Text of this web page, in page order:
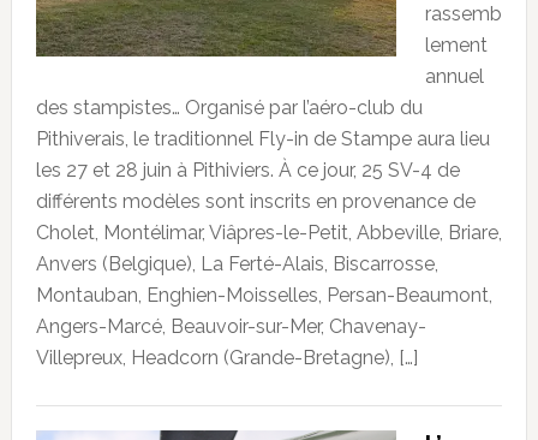
rassemb
lement
annuel
des stampistes… Organisé par l’aéro-club du
Pithiverais, le traditionnel Fly-in de Stampe aura lieu
les 27 et 28 juin à Pithiviers. À ce jour, 25 SV-4 de
différents modèles sont inscrits en provenance de
Cholet, Montélimar, Viâpres-le-Petit, Abbeville, Briare,
Anvers (Belgique), La Ferté-Alais, Biscarrosse,
Montauban, Enghien-Moisselles, Persan-Beaumont,
Angers-Marcé, Beauvoir-sur-Mer, Chavenay-
Villepreux, Headcorn (Grande-Bretagne), […]